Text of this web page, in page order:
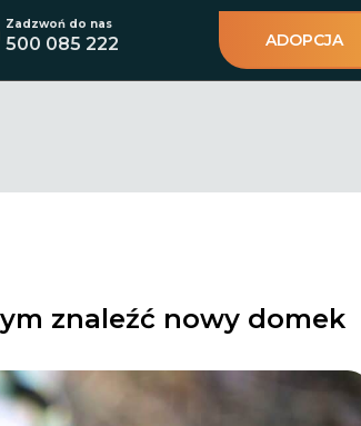
Zadzwoń do nas
500 085 222 ADOPCJA
znaleźć nowy domek